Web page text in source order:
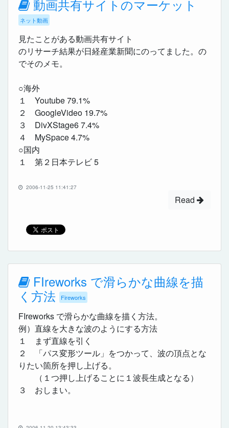
動画共有サイトのマーケット
ネット動画
見たことがある動画共有サイト
のリサーチ結果が日経産業新聞にのってました。の
でそのメモ。
○海外
１ Youtube 79.1%
２ GoogleVideo 19.7%
３ DivXStage6 7.4%
４ MySpace 4.7%
○国内
１ 第２日本テレビ 5
2006-11-25 11:41:27
Read
FIreworks で滑らかな曲線を描
く方法
Fireworks
FIreworks で滑らかな曲線を描く方法。
例）直線を大きな波のようにする方法
１ まず直線を引く
２ 「パス変形ツール」をつかって、波の頂点とな
りたい箇所を押し上げる。
（１つ押し上げることに１波長生成となる）
３ おしまい。